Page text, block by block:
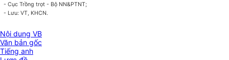
- Cục Trồng trọt - Bộ NN&PTNT;
- Lưu: VT, KHCN.
Nội dung VB
Văn bản gốc
Tiếng anh